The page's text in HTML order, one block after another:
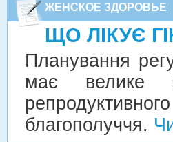
ЖЕНСКОЕ ЗДОРОВЬЕ
ЩО ЛІКУЄ
Планування
має велике
благополуччя.